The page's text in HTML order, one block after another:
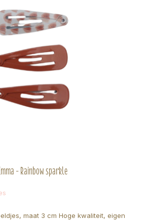
- Rainbow sparkle
maat 3 cm Hoge kwaliteit, eigen